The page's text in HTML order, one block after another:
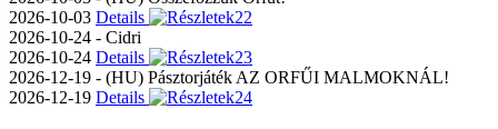
2026-10-03 Details
2026-10-24 - Cidri
2026-10-24 Details
2026-12-19 - (HU) Pásztorjáték AZ ORFŰI MALMOKNÁL!
2026-12-19 Details